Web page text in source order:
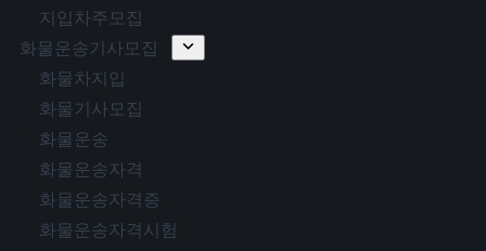
지입차주모집
화물운송기사모집
화물차지입
화물기사모집
화물운송
화물운송자격
화물운송자격증
화물운송자격시험